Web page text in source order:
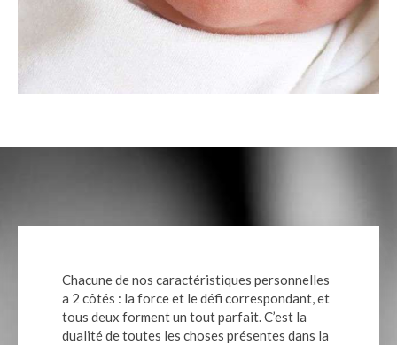
Chacune de nos caractéristiques personnelles
a 2 côtés : la force et le défi correspondant, et
tous deux forment un tout parfait. C’est la
dualité de toutes les choses présentes dans la